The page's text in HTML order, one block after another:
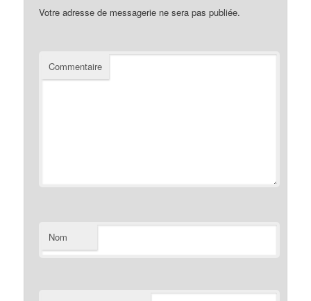
Votre adresse de messagerie ne sera pas publiée.
Commentaire
Nom